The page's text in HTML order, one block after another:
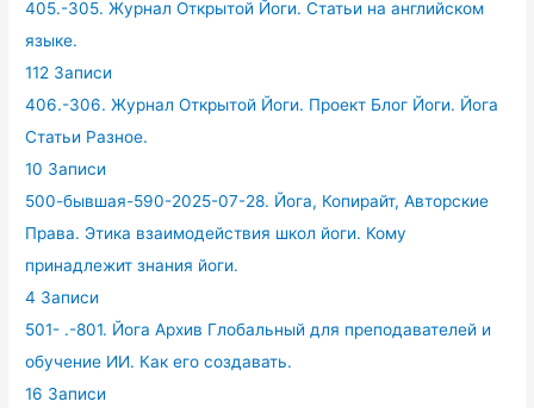
405.-305. Журнал Открытой Йоги. Статьи на английском
языке.
112 Записи
406.-306. Журнал Открытой Йоги. Проект Блог Йоги. Йога
Статьи Разное.
10 Записи
500-бывшая-590-2025-07-28. Йога, Копирайт, Авторские
Права. Этика взаимодействия школ йоги. Кому
принадлежит знания йоги.
4 Записи
501- .-801. Йога Архив Глобальный для преподавателей и
обучение ИИ. Как его создавать.
16 Записи